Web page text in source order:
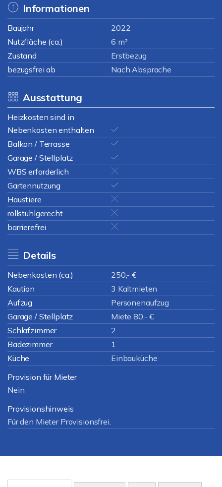
Informationen
Baujahr
2022
Nutzfläche (ca.)
6 m²
Zustand
Erstbezug
bezugsfrei ab
Nach Absprache
Ausstattung
Heizkosten sind in
Nebenkosten enthalten
Balkon / Terrasse
Garage / Stellplatz
WBS erforderlich
Gartennutzung
Haustiere
rollstuhlgerecht
barrierefrei
Details
Nebenkosten (ca.)
250,- €
Kaution
3 Kaltmieten
Aufzug
Personenaufzug
Garage / Stellplatz
Miete 80,- €
Schlafzimmer
2
Badezimmer
1
Küche
Einbauküche
Provision für Mieter
Nein
Provisionshinweis
Für den Mieter Provisionsfrei.